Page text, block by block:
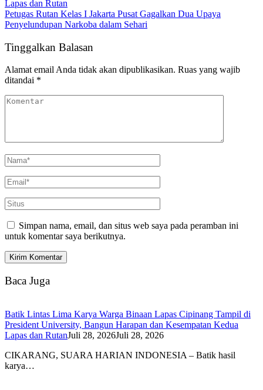
Lapas dan Rutan
Petugas Rutan Kelas I Jakarta Pusat Gagalkan Dua Upaya
Penyelundupan Narkoba dalam Sehari
Tinggalkan Balasan
Alamat email Anda tidak akan dipublikasikan. Ruas yang wajib
ditandai *
Simpan nama, email, dan situs web saya pada peramban ini
untuk komentar saya berikutnya.
Baca Juga
Batik Lintas Lima Karya Warga Binaan Lapas Cipinang Tampil di
President University, Bangun Harapan dan Kesempatan Kedua
Lapas dan RutanJuli 28, 2026Juli 28, 2026
CIKARANG, SUARA HARIAN INDONESIA – Batik hasil
karya…